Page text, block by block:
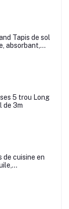
Tapis de sol
absorbant,
porte
5 trou Long
de 3m
de cuisine en
auto-adhésifs